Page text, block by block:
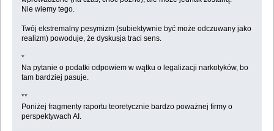
Nie wiemy tego.
Twój ekstremalny pesymizm (subiektywnie być może odczuwany jako
realizm) powoduje, że dyskusja traci sens.
*
Na pytanie o podatki odpowiem w wątku o legalizacji narkotyków, bo
tam bardziej pasuje.
**
Poniżej fragmenty raportu teoretycznie bardzo poważnej firmy o
perspektywach AI.